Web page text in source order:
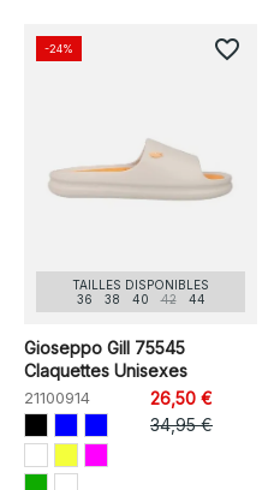
TAILLES DISPONIBLES
36
38 40 42 44
Gioseppo Gill 75545
Claquettes Unisexes
21100914
26,50 €
34,95 €
-24% favorite_border